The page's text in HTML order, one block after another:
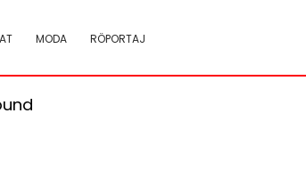
MODA RÖPORTAJ